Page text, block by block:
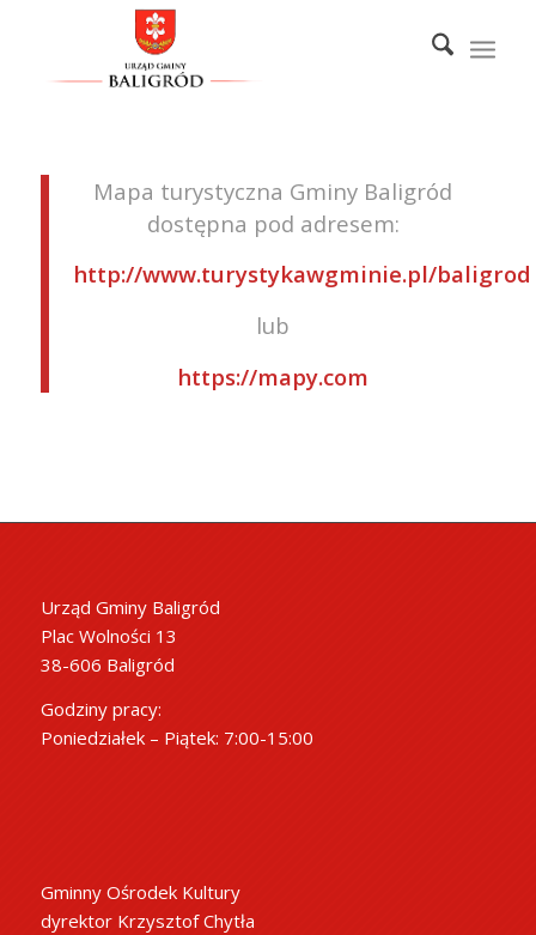
Mapa turystyczna Gminy Baligród
dostępna pod adresem:
http://www.turystykawgminie.pl/baligrod
lub
https://mapy.com
Urząd Gminy Baligród
Plac Wolności 13
38-606 Baligród
Godziny pracy:
Poniedziałek – Piątek: 7:00-15:00
Gminny Ośrodek Kultury
dyrektor Krzysztof Chytła